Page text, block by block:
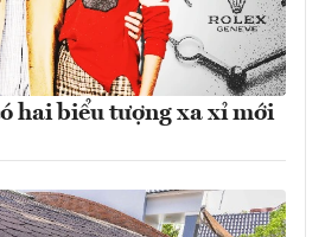
hai biểu tượng xa xỉ mới